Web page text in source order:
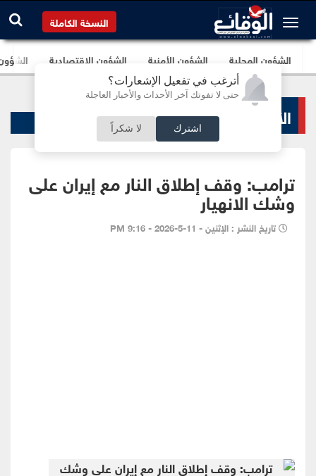
أترغب في تفعيل الإشعارات؟
حتى لا تفوتك آخر الأحداث والأخبار العاجلة
اشترك لا شكراً
النسخة الكاملة
الشؤون المحلية الشؤون الأمنية الشؤون الإقتصادية
الأخبار السياسية
ترامب: وقف ​إطلاق النار مع إيران على
وشك الانهيار
تاريخ النشر : الإثنين - 11-5-2026 - 9:16 PM